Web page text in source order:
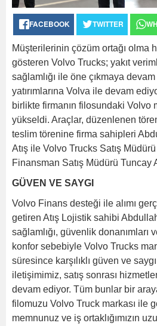
FACEBOOK TWITTER
Müşterilerinin çözüm ortağı olma
gösteren Volvo Trucks; yakıt
sağlamlığı ile öne çıkmaya
yatırımlarına Volva ile devam
birlikte firmanın filosundaki Volvo
yükseldi. Araçlar, düzenlenen
teslim törenine firma sahipleri
Atış ile Volvo Trucks Satış
Finansman Satış Müdürü Tuncay
GÜVEN VE SAYGI
Volvo Finans desteği ile alımı
getiren Atış Lojistik sahibi
sağlamlığı, güvenlik donanımları
konfor sebebiyle Volvo Trucks
süresince karşılıklı güven ve
iletişimimiz, satış sonrası
devam ediyor. Tüm bunlar bir
filomuzu Volvo Truck markası ile
memnunuz ve iş ortaklığımızın